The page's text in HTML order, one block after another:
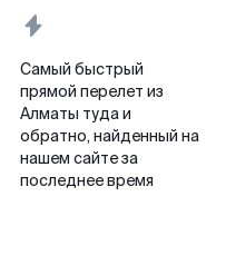
Самый быстрый
прямой перелет из
Алматы туда и
обратно, найденный на
нашем сайте за
последнее время